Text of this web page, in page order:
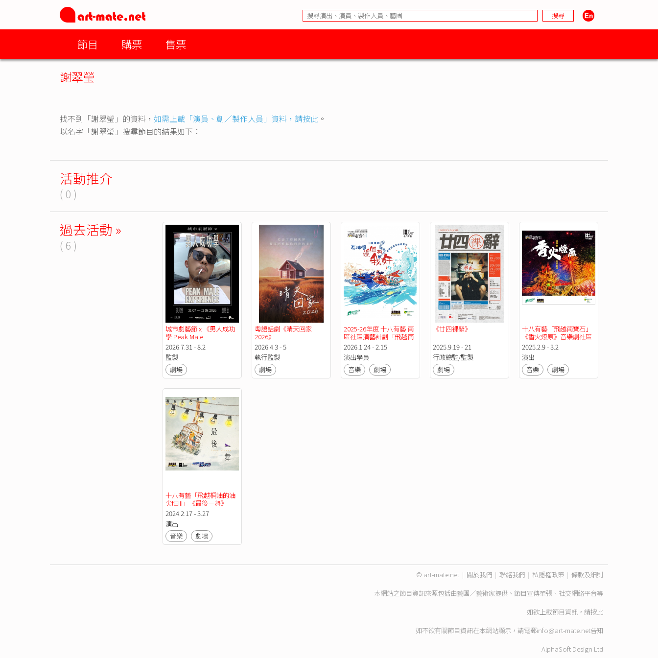
節目 購票 售票
謝翠瑩
找不到「謝翠瑩」的資料， 如需上載「演員、創／製作人員」資料，請按此 。
以名字「謝翠瑩」搜尋節目的結果如下：
活動推介
( 0 )
過去活動 »
( 6 )
城市劇藝節 x 《男人成功
學 Peak Male
Experience》
2026.7.31 - 8.2
監製
劇場
粵語話劇《晴天回家
2026》
2026.4.3 - 5
執行監製
劇場
2025-26年度 十八有藝 南
區社區演藝計劃「飛越南
寶石II」音樂劇培訓計劃
音樂劇《石排灣 邊個夠我
奸》社區巡演及總結演出
2026.1.24 - 2.15
演出學員
音樂
劇場
《廿四裸辭》
2025.9.19 - 21
行政總監/監製
劇場
十八有藝「飛越南寶石」
《香火燎原》音樂劇社區
巡演及總結演出
2025.2.9 - 3.2
演出
音樂
劇場
十八有藝「飛越桐油的油
尖旺III」《最後一舞》
Last Dance 社區巡演及結
業演出
2024.2.17 - 3.27
演出
音樂
劇場
© art-mate.net | 關於我們 | 聯絡我們 | 私隱權政策 | 條款及細則
本網站之節目資訊來源包括由藝團／藝術家提供、節目宣傳單張、社交網絡平台等
如欲上載節目資訊，請按此
如不欲有關節目資訊在本網站顯示，請電郵info@art-mate.net告知
AlphaSoft Design Ltd